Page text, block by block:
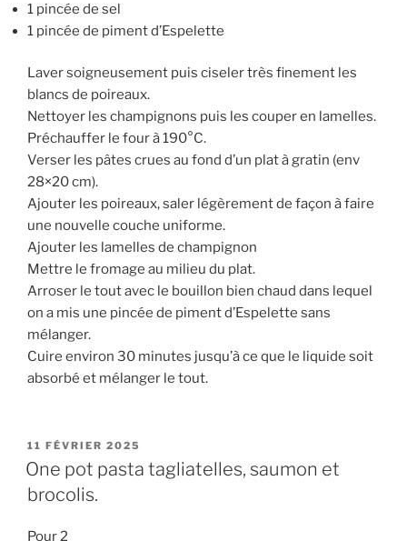
1 pincée de sel
1 pincée de piment d’Espelette
Laver soigneusement puis ciseler très finement les
blancs de poireaux.
Nettoyer les champignons puis les couper en lamelles.
Préchauffer le four à 190°C.
Verser les pâtes crues au fond d’un plat à gratin (env
28×20 cm).
Ajouter les poireaux, saler légèrement de façon à faire
une nouvelle couche uniforme.
Ajouter les lamelles de champignon
Mettre le fromage au milieu du plat.
Arroser le tout avec le bouillon bien chaud dans lequel
on a mis une pincée de piment d’Espelette sans
mélanger.
Cuire environ 30 minutes jusqu’à ce que le liquide soit
absorbé et mélanger le tout.
PUBLIÉ
LE
11 FÉVRIER 2025
One pot pasta tagliatelles, saumon et
brocolis.
Pour 2